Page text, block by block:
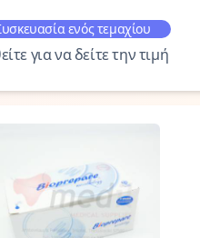
ενός τεμαχίου
για να δείτε την τιμή